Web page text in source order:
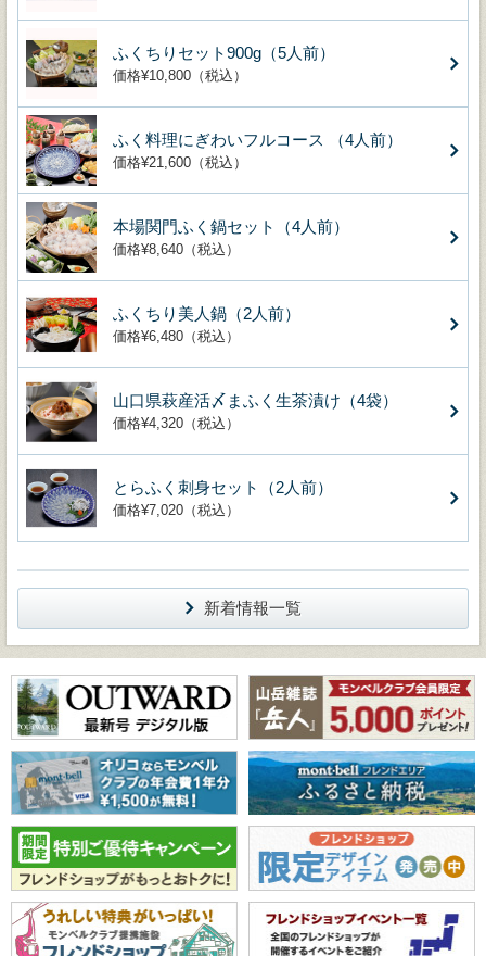
ふくちりセット900g（5人前）
価格¥10,800（税込）
ふく料理にぎわいフルコース （4人前）
価格¥21,600（税込）
本場関門ふく鍋セット（4人前）
価格¥8,640（税込）
ふくちり美人鍋（2人前）
価格¥6,480（税込）
山口県萩産活〆まふく生茶漬け（4袋）
価格¥4,320（税込）
とらふく刺身セット（2人前）
価格¥7,020（税込）
新着情報一覧